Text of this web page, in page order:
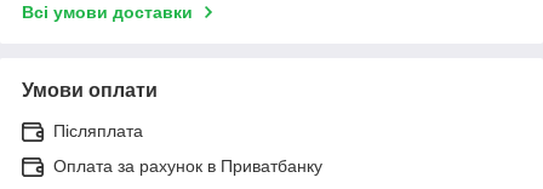
Всі умови доставки
Умови оплати
Післяплата
Оплата за рахунок в Приватбанку